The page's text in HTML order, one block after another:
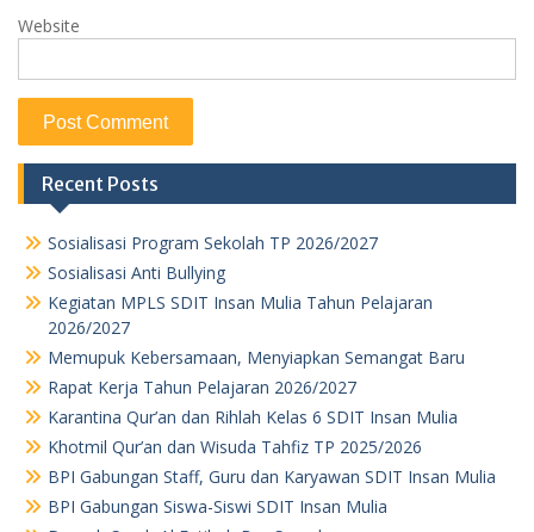
Website
Recent Posts
Sosialisasi Program Sekolah TP 2026/2027
Sosialisasi Anti Bullying
Kegiatan MPLS SDIT Insan Mulia Tahun Pelajaran
2026/2027
Memupuk Kebersamaan, Menyiapkan Semangat Baru
Rapat Kerja Tahun Pelajaran 2026/2027
Karantina Qur’an dan Rihlah Kelas 6 SDIT Insan Mulia
Khotmil Qur’an dan Wisuda Tahfiz TP 2025/2026
BPI Gabungan Staff, Guru dan Karyawan SDIT Insan Mulia
BPI Gabungan Siswa-Siswi SDIT Insan Mulia